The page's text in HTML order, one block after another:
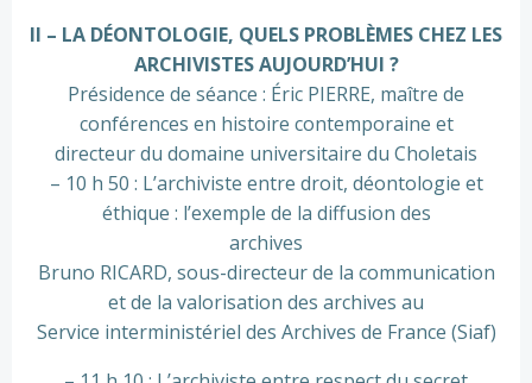
II – LA DÉONTOLOGIE, QUELS PROBLÈMES CHEZ LES
ARCHIVISTES AUJOURD’HUI ?
Présidence de séance : Éric PIERRE, maître de
conférences en histoire contemporaine et
directeur du domaine universitaire du Choletais
– 10 h 50 : L’archiviste entre droit, déontologie et
éthique : l’exemple de la diffusion des
archives
Bruno RICARD, sous-directeur de la communication
et de la valorisation des archives au
Service interministériel des Archives de France (Siaf)